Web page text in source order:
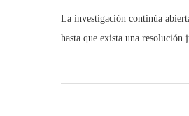
La investigación continúa
hasta que exista una resolución